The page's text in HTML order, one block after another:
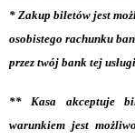
* Zakup biletów jest
osobistego rachunku
przez twój bank tej
** Kasa akceptuje
warunkiem jest